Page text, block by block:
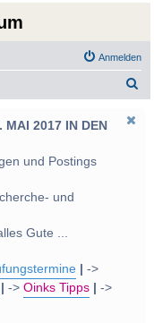
Anmelden
MAI 2017 IN DEN
und Postings
und
Gute ...
->
->Oinks Tipps
->